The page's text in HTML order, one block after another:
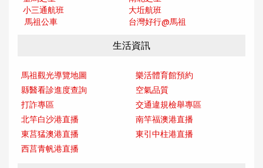
小三通航班
大坵航班
馬祖公車
台灣好行@馬祖
生活資訊
馬祖觀光導覽地圖
樂活體育館預約
縣醫看診進度查詢
空氣品質
打詐專區
交通違規檢舉專區
北竿白沙港直播
南竿福澳港直播
東莒猛澳港直播
東引中柱港直播
西莒青帆港直播